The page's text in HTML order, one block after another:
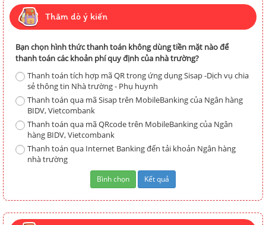
Thăm dò ý kiến
Bạn chọn hình thức thanh toán không dùng tiền mặt nào để
thanh toán các khoản phí quy định của nhà trường?
Thanh toán tích hợp mã QR trong ứng dụng Sisap -Dịch vụ chia
sẻ thông tin Nhà trường - Phụ huynh
Thanh toán qua mã Sisap trên MobileBanking của Ngân hàng
BIDV, Vietcombank
Thanh toán qua mã QRcode trên MobileBanking của Ngân
hàng BIDV, Vietcombank
Thanh toán qua Internet Banking đến tải khoản Ngân hàng
nhà trường